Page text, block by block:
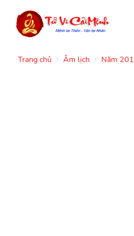
Trang chủ Âm lịch Năm